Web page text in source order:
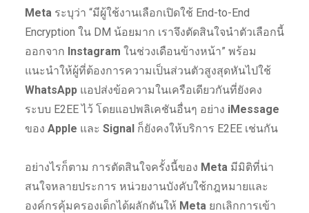
Meta ระบุว่า “มีผู้ใช้งานเลือกเปิดใช้ End-to-End
Encryption ใน DM น้อยมาก เราจึงตัดสินใจนำตัวเลือกนี้
ออกจาก Instagram ในช่วงเดือนข้างหน้า” พร้อม
แนะนำให้ผู้ที่ต้องการความเป็นส่วนตัวสูงสุดหันไปใช้
WhatsAppแอปส่งข้อความในเครือเดียวกันที่ยังคง
ระบบ E2EE ไว้ โดยแอปพลิเคชันอื่นๆ อย่าง iMessage
ของ Apple และ Signalก็ยังคงให้บริการ E2EE เช่นกัน
อย่างไรก็ตาม การตัดสินใจครั้งนี้ของ Meta มีมิติที่น่า
สนใจหลายประการ หน่วยงานบังคับใช้กฎหมายและ
องค์กรคุ้มครองเด็กได้ผลักดันให้ Meta ยกเลิกการเข้า